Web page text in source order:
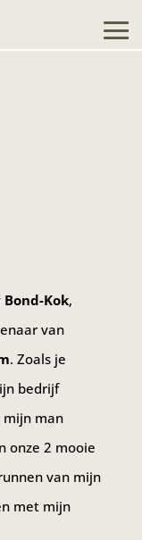
Bond-Kok,
van
. Zoals je
bedrijf
man
onze 2 mooie
van mijn
met mijn